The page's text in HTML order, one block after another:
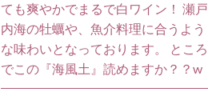
ても爽やかでまるで白ワイン！ 瀬戸
内海の牡蠣や、魚介料理に合うよう
な味わいとなっております。 ところ
でこの『海風土』読めますか？？w